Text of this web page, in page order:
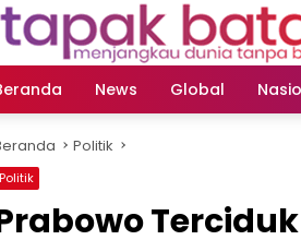
News Global
Politik
Politik